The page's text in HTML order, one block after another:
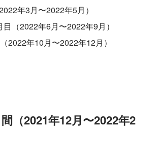
年3月〜2022年5月）
（2022年6月〜2022年9月）
2022年10月〜2022年12月）
（2021年12月〜2022年2